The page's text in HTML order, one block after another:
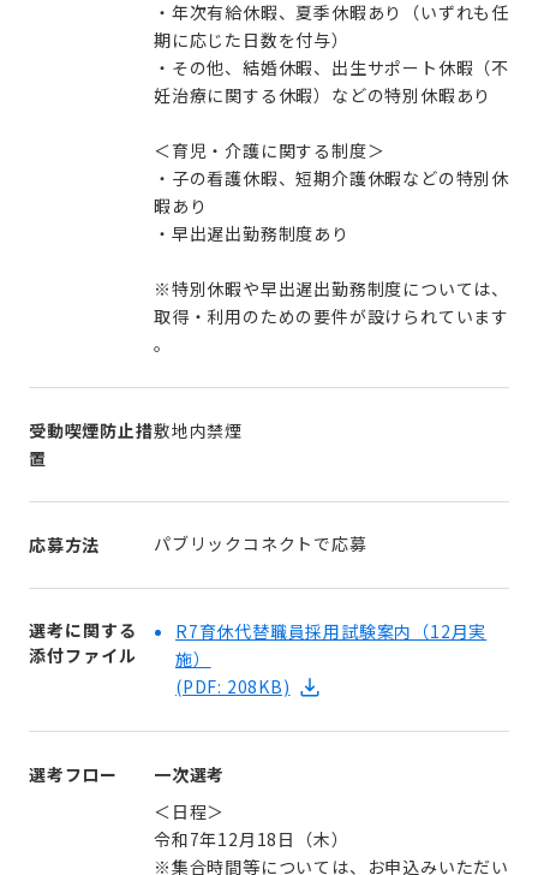
・年次有給休暇、夏季休暇あり（いずれも任
期に応じた日数を付与）
・その他、結婚休暇、出生サポート休暇（不
妊治療に関する休暇）などの特別休暇あり
＜育児・介護に関する制度＞
・子の看護休暇、短期介護休暇などの特別休
暇あり
・早出遅出勤務制度あり
※特別休暇や早出遅出勤務制度については、
取得・利用のための要件が設けられています
。
受動喫煙防止措
置
敷地内禁煙
応募方法 パブリックコネクトで応募
選考に関する
添付ファイル
R7育休代替職員採用試験案内（12月実
施）
(PDF: 208KB)
選考フロー
一次選考
＜日程＞
令和7年12月18日（木）
※集合時間等については、お申込みいただい